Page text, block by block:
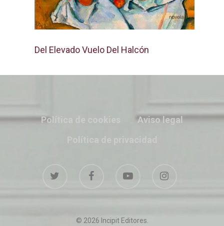
Del Elevado Vuelo Del Halcón
Política de cookies
Aviso legal
© 2026 Incipit Editores.